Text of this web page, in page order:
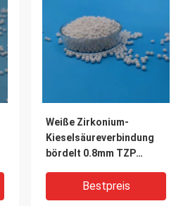
Weiße Zirkonium-
Kieselsäureverbindung
bördelt 0.8mm TZP
hoher Dichte keramische
Perle
Bestpreis